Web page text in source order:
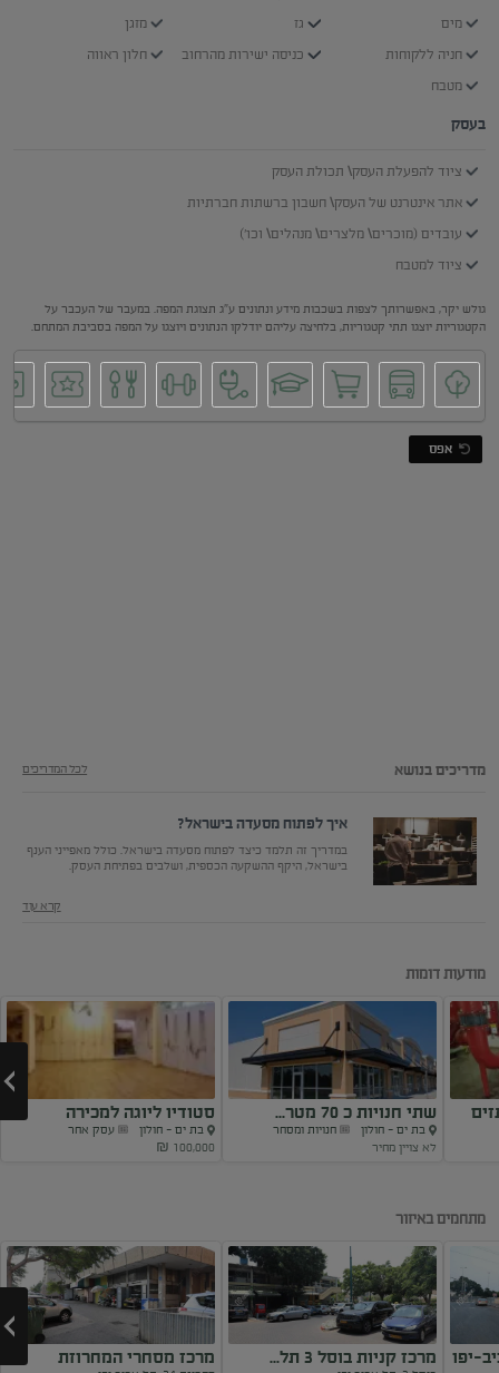
מים
גז
מזגן
חניה ללקוחות
כניסה ישירות מהרחוב
חלון ראווה
מטבח
בעסק
ציוד להפעלת העסק\ תכולת העסק
אתר אינטרנט של העסק\ חשבון ברשתות חברתיות
עובדים (מוכרים\ מלצרים\ מנהלים\ וכו')
ציוד למטבח
גולש יקר, באפשרותך לצפות בשכבות מידע ונתונים ע"ג תצוגת המפה. במעבר של העכבר על
הקטגוריות יוצגו תתי קטגוריות, בלחיצה עליהם יודלקו הנתונים ויוצגו על המפה בסביבת המתחם.
אפס
מדריכים בנושא לכל המדריכים
איך לפתוח מסעדה בישראל?
במדריך זה תלמד כיצד לפתוח מסעדה בישראל. כולל מאפייני הענף
בישראל, היקף ההשקעה הכספית, ושלבים בפתיחת העסק.
קרא עוד
מודעות דומות
שתי חנויות כ 70 מטר...
בת ים - חולון
חנויות ומסחר
לא צויין מחיר
סטודיו ליוגה למכירה
בת ים - חולון
עסק אחר
100,000 ₪
מתחמים באיזור
יפו מרכז קניות בוסל 3 תל... מרכז מסחרי המחרוזת